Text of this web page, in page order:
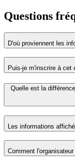
Questions
D'où proviennent les
Puis-je m'inscrire à cet
Quelle est la
Les informations
Comment